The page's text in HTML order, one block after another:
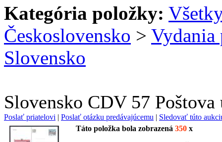
Kategória položky:
Československo > Vydania
Slovensko
Slovensko CDV 57
Poslať priatelovi | Poslať otázku predávajúcemu | Sledovať túto
Táto položka bola zobrazená 350 x